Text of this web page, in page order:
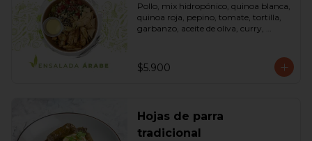
Pollo, mix hidropónico, quinoa blanca,
quinoa roja, pepino, tomate, tortilla,
garbanzo, aceite de oliva, curry,
Bowl.
$5.900
Hojas de parra
tradicional